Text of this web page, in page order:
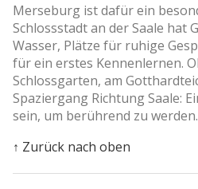
Merseburg ist dafür ein
Schlossstadt an der Saale hat
Wasser, Plätze für ruhige
für ein erstes Kennenlernen.
Schlossgarten, am
Spaziergang Richtung Saale:
sein, um berührend zu werden.
↑ Zurück nach oben